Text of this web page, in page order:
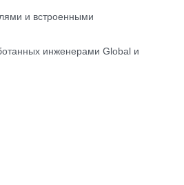
и встроенными
инженерами Global и